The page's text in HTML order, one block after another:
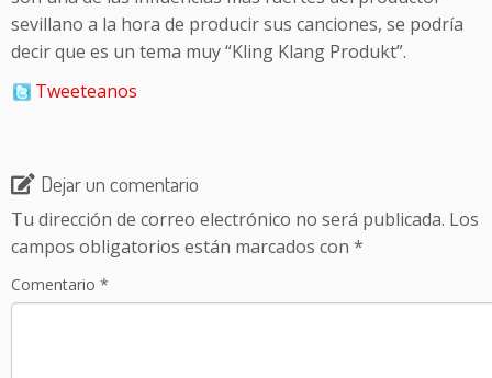
sevillano a la hora de producir sus canciones, se podría
decir que es un tema muy “Kling Klang Produkt”.
Tweeteanos
Dejar un comentario
Tu dirección de correo electrónico no será publicada. Los
campos obligatorios están marcados con *
Comentario *